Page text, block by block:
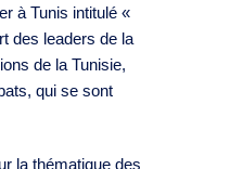
à Tunis intitulé «
des leaders de la
de la Tunisie,
qui se sont
la thématique des